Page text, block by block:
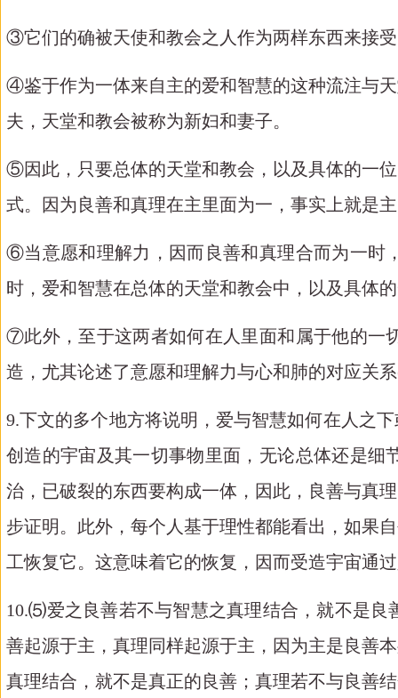
③它们的确被天使和教会之人作为两样东西来接
④鉴于作为一体来自主的爱和智慧的这种流注与
夫，天堂和教会被称为新妇和妻子。
⑤因此，只要总体的天堂和教会，以及具体的一
式。因为良善和真理在主里面为一，事实上就是
⑥当意愿和理解力，因而良善和真理合而为一时
时，爱和智慧在总体的天堂和教会中，以及具体
⑦此外，至于这两者如何在人里面和属于他的一
造，尤其论述了意愿和理解力与心和肺的对应关
9.下文的多个地方将说明，爱与智慧如何在人之
创造的宇宙及其一切事物里面，无论总体还是
治，已破裂的东西要构成一体，因此，良善与真
步证明。此外，每个人基于理性都能看出，如果
工恢复它。这意味着它的恢复，因而受造宇宙通
10.⑸爱之良善若不与智慧之真理结合，就不是
善起源于主，真理同样起源于主，因为主是良善
真理结合，就不是真正的良善；真理若不与良善